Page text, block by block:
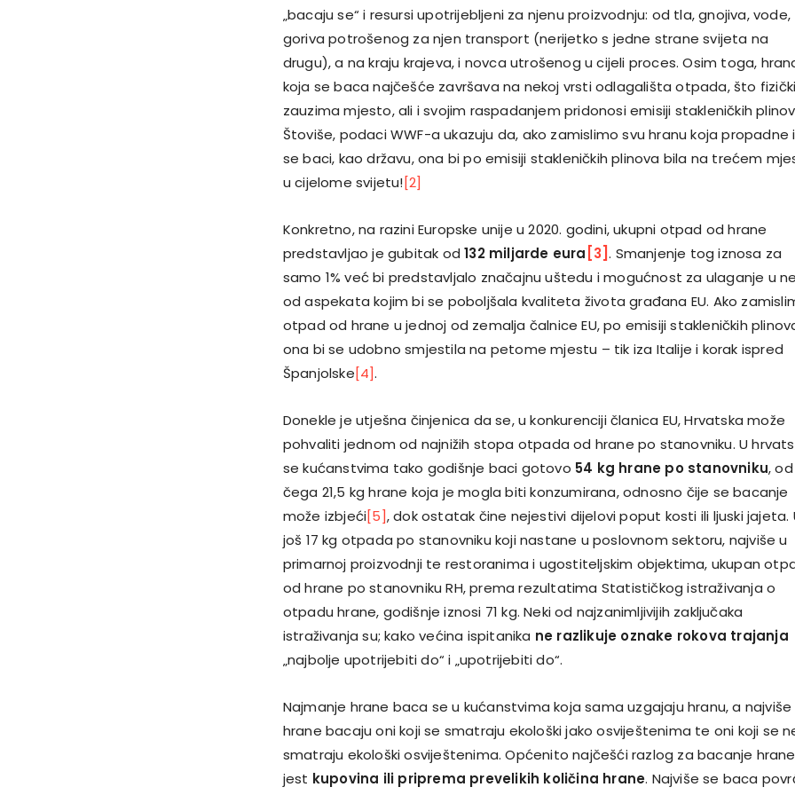
„bacaju se“ i resursi upotrijebljeni za njenu proizvodnju: od tla, gnojiva, vode,
goriva potrošenog za njen transport (nerijetko s jedne strane svijeta na
drugu), a na kraju krajeva, i novca utrošenog u cijeli proces. Osim toga,
koja se baca najčešće završava na nekoj vrsti odlagališta otpada, što fizički
zauzima mjesto, ali i svojim raspadanjem pridonosi emisiji stakleničkih
Štoviše, podaci WWF-a ukazuju da, ako zamislimo svu hranu koja propadne
se baci, kao državu, ona bi po emisiji stakleničkih plinova bila na trećem
u cijelome svijetu![2]
Konkretno, na razini Europske unije u 2020. godini, ukupni otpad od hrane
predstavljao je gubitak od132 miljarde eura [3]. Smanjenje tog iznosa za
samo 1% već bi predstavljalo značajnu uštedu i mogućnost za ulaganje u
od aspekata kojim bi se poboljšala kvaliteta života građana EU. Ako
otpad od hrane u jednoj od zemalja čalnice EU, po emisiji stakleničkih
ona bi se udobno smjestila na petome mjestu – tik iza Italije i korak ispred
Španjolske[4].
Donekle je utješna činjenica da se, u konkurenciji članica EU, Hrvatska može
pohvaliti jednom od najnižih stopa otpada od hrane po stanovniku. U
se kućanstvima tako godišnje baci gotovo 54 kg hrane po stanovniku, od
čega 21,5 kg hrane koja je mogla biti konzumirana, odnosno čije se bacanje
može izbjeći[5], dok ostatak čine nejestivi dijelovi poput kosti ili ljuski jajeta.
još 17 kg otpada po stanovniku koji nastane u poslovnom sektoru, najviše u
primarnoj proizvodnji te restoranima i ugostiteljskim objektima, ukupan
od hrane po stanovniku RH, prema rezultatima Statističkog istraživanja o
otpadu hrane, godišnje iznosi 71 kg. Neki od najzanimljivijih zaključaka
istraživanja su; kako većina ispitanika ne razlikuje oznake rokova trajanja
„najbolje upotrijebiti do“ i „upotrijebiti do“.
Najmanje hrane baca se u kućanstvima koja sama uzgajaju hranu, a najviše
hrane bacaju oni koji se smatraju ekološki jako osviještenima te oni koji se
smatraju ekološki osviještenima. Općenito najčešći razlog za bacanje hrane
jest kupovina ili priprema prevelikih količina hrane. Najviše se baca